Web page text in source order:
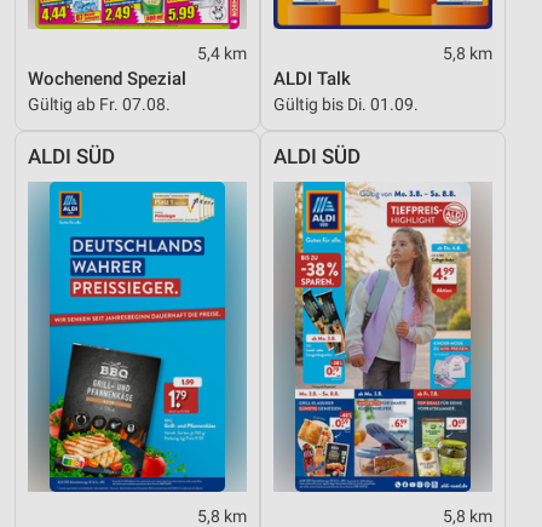
5,4 km
Wochenend Spezial
Gültig ab Fr. 07.08.
5,8 km
ALDI Talk
Gültig bis Di. 01.09.
ALDI SÜD
5,8 km
ALDI SÜD
5,8 km